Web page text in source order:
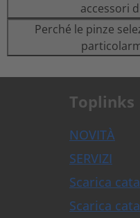
accessori
Perché le pinze
Toplinks
NOVITÀ
SERVIZI
Scarica
Scarica